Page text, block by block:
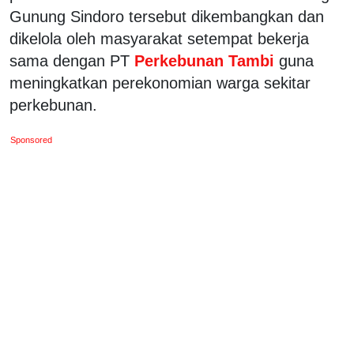
Gunung Sindoro tersebut dikembangkan dan
dikelola oleh masyarakat setempat bekerja
sama dengan PT Perkebunan Tambi guna
meningkatkan perekonomian warga sekitar
perkebunan.
Sponsored